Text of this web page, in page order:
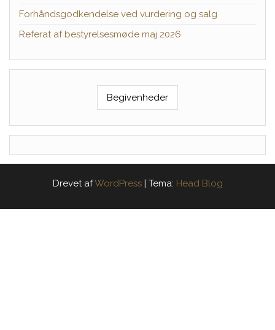
Forhåndsgodkendelse ved vurdering og salg
Referat af bestyrelsesmøde maj 2026
Begivenheder
Drevet afWordPress | Tema: Head Blog